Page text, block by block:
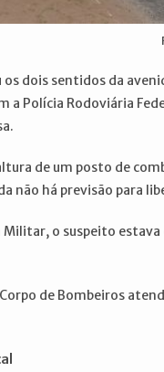
dois sentidos da
a Polícia Rodoviária
de um posto de
não há previsão para
Militar, o suspeito
Corpo de Bombeiros